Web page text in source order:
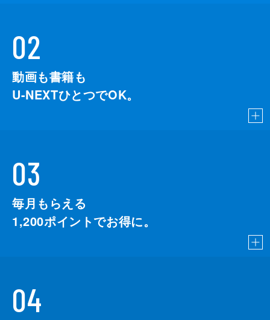
02
動画も書籍も
U-NEXTひとつでOK。
03
毎月もらえる
1,200ポイントでお得に。
04